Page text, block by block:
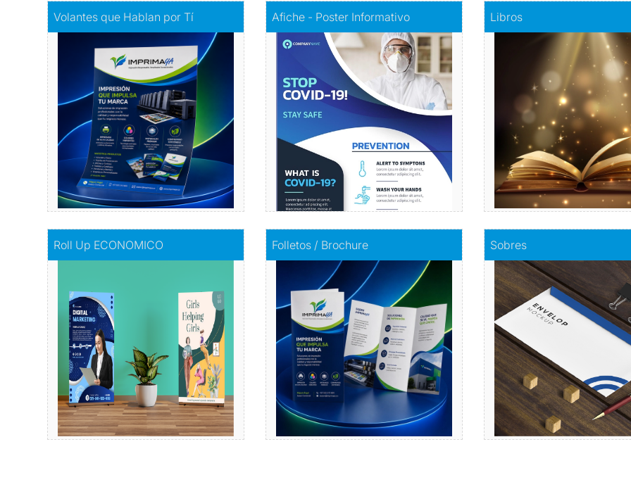
Volantes que Hablan por Tí
Volantes con Amor
Comprar
Comprar
Afiche - Poster Informativo
Información visualmente atractiva
Comprar
Comprar
Libros
Haz realidad tu
Comprar
Comprar
Roll Up ECONOMICO
Comprar
Folletos / Brochure
Impacta con información
Comprar
Comprar
Sobres
Envuelve tu mensaje con
calidad
Comprar
Comprar